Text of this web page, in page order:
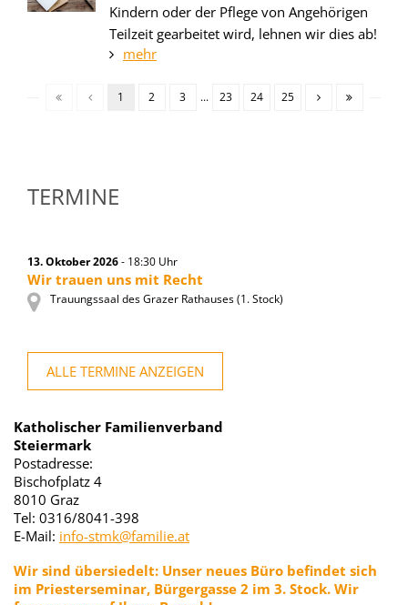
Kindern oder der Pflege von Angehörigen
Teilzeit gearbeitet wird, lehnen wir dies ab!
mehr
1 2 3 ... 23 24 25
TERMINE
13. Oktober 2026- 18:30 Uhr
Wir trauen uns mit Recht
Trauungssaal des Grazer Rathauses (1. Stock)
ALLE TERMINE ANZEIGEN
Katholischer Familienverband
Steiermark
Postadresse:
Bischofplatz 4
8010 Graz
Tel: 0316/8041-398
E-Mail: info-stmk@familie.at
Wir sind übersiedelt: Unser neues Büro befindet sich
im Priesterseminar, Bürgergasse 2 im 3. Stock. Wir